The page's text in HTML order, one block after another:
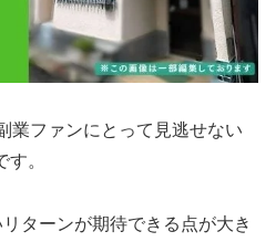
業ファンにとって見逃せない
。
リターンが期待できる点が大き